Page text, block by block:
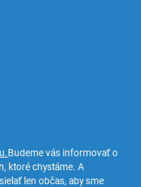
Budeme vás informovať o
ktoré chystáme. A
len občas, aby sme